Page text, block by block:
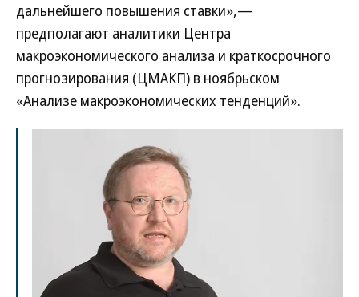
дальнейшего повышения ставки»,—
предполагают аналитики Центра
макроэкономического анализа и краткосрочного
прогнозирования (ЦМАКП) в ноябрьском
«Анализе макроэкономических тенденций».